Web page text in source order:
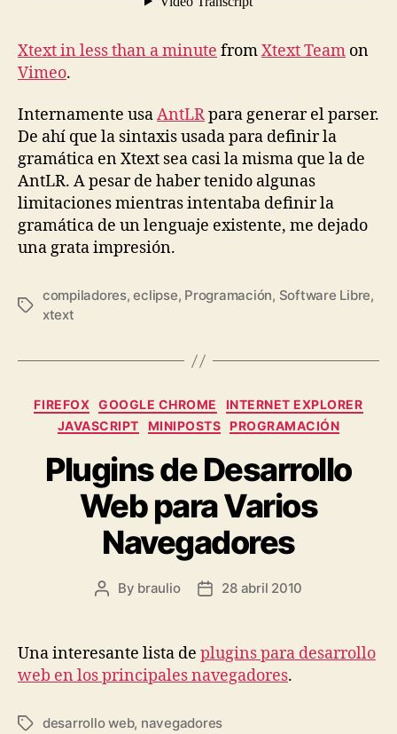
Xtext in less than a minute fromXtext Team on
Vimeo.
Internamente usaAntLRpara generar el parser.
De ahí que la sintaxis usada para definir la
gramática en Xtext sea casi la misma que la de
AntLR. A pesar de haber tenido algunas
limitaciones mientras intentaba definir la
gramática de un lenguaje existente, me dejado
una grata impresión.
Tags
compiladores,eclipse, Programación, Software Libre,
xtext
Categories
FIREFOX GOOGLE CHROME
INTERNET EXPLORER
JAVASCRIPT
MINIPOSTS PROGRAMACIÓN
Plugins de Desarrollo
Web para Varios
Navegadores
Post
By braulio
Post28 abril 2010
Una interesante lista de plugins para desarrollo
web en los principales navegadores.
Tagsdesarrollo web, navegadores